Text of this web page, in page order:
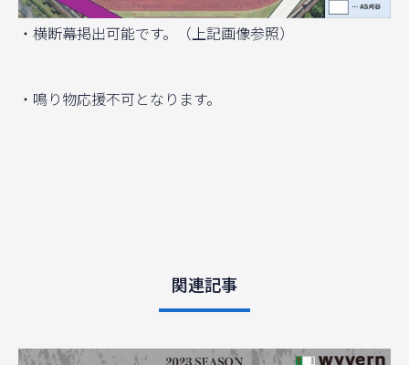
・横断幕掲出可能です。（上記画像参照）
・鳴り物応援不可となります。
関連記事